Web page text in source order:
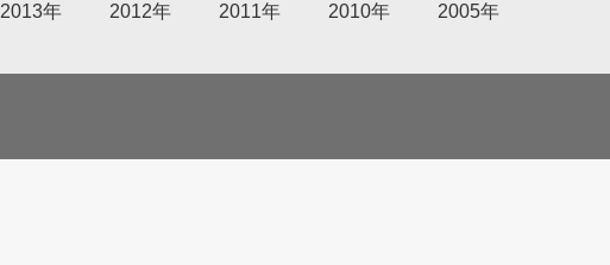
2013年 2012年 2011年 2010年 2005年